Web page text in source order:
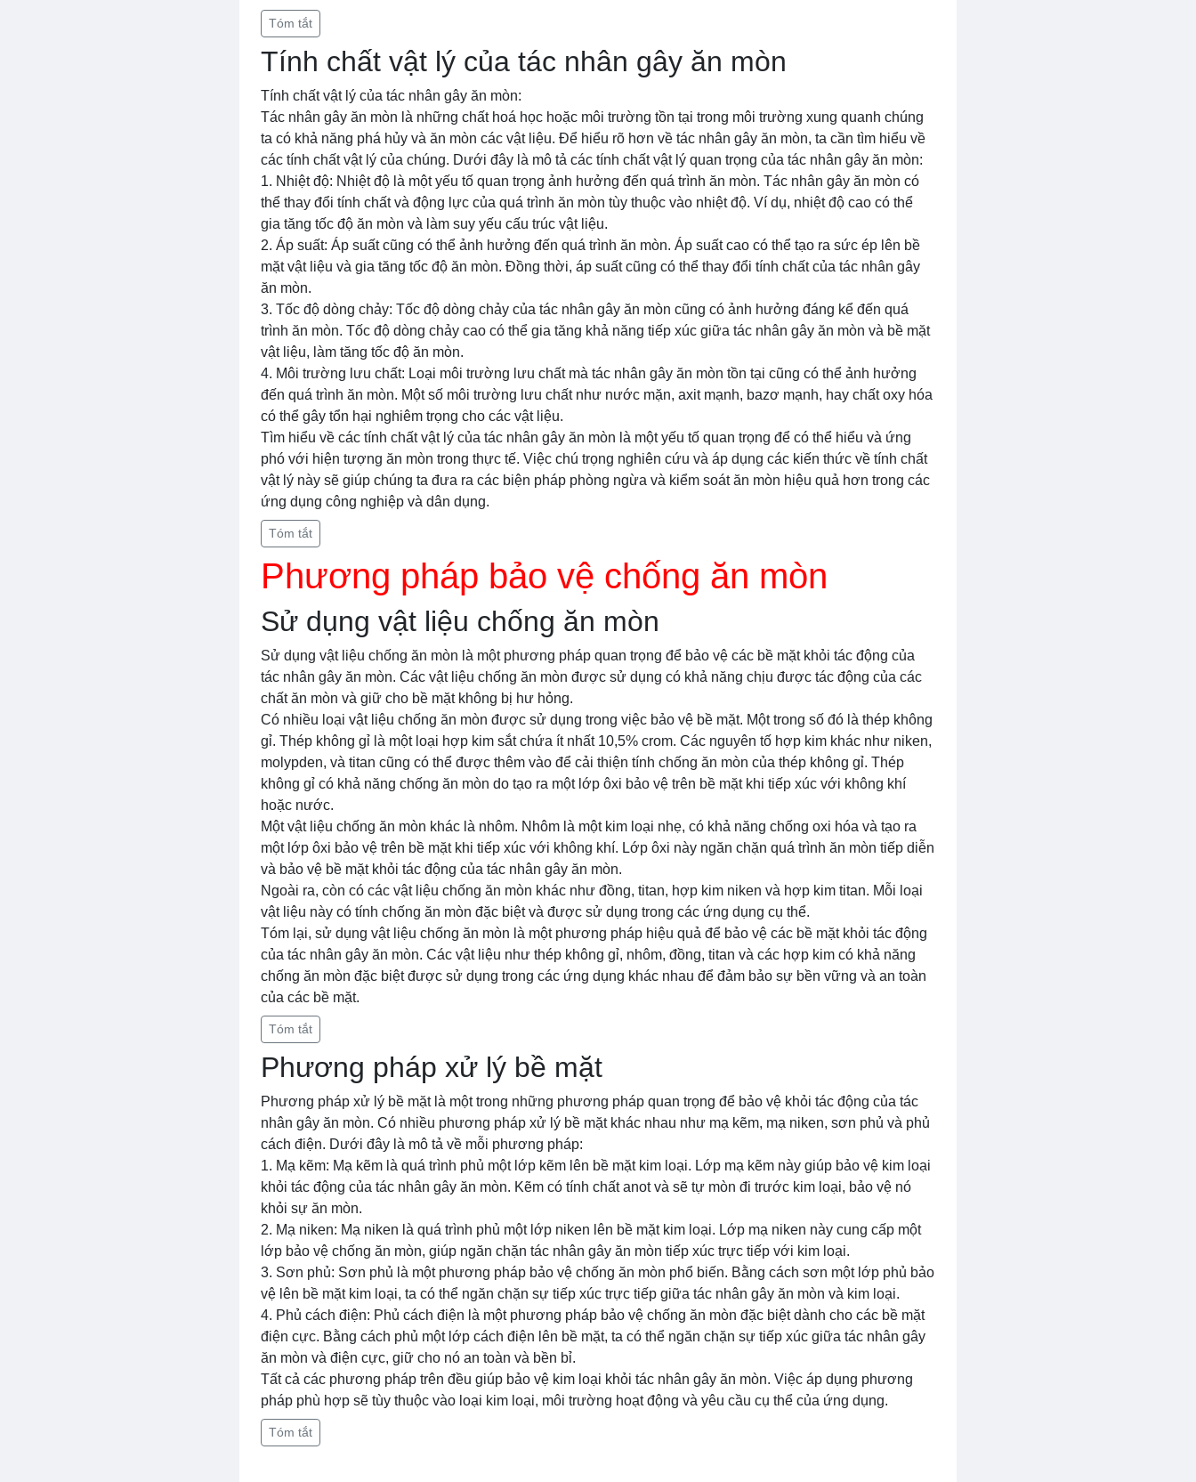
Tóm tắt
Tính chất vật lý của tác nhân gây ăn mòn
Tính chất vật lý của tác nhân gây ăn mòn:
Tác nhân gây ăn mòn là những chất hoá học hoặc môi trường tồn tại trong môi trường xung quanh chúng
ta có khả năng phá hủy và ăn mòn các vật liệu. Để hiểu rõ hơn về tác nhân gây ăn mòn, ta cần tìm hiểu về
các tính chất vật lý của chúng. Dưới đây là mô tả các tính chất vật lý quan trọng của tác nhân gây ăn mòn:
1. Nhiệt độ: Nhiệt độ là một yếu tố quan trọng ảnh hưởng đến quá trình ăn mòn. Tác nhân gây ăn mòn có
thể thay đổi tính chất và động lực của quá trình ăn mòn tùy thuộc vào nhiệt độ. Ví dụ, nhiệt độ cao có thể
gia tăng tốc độ ăn mòn và làm suy yếu cấu trúc vật liệu.
2. Áp suất: Áp suất cũng có thể ảnh hưởng đến quá trình ăn mòn. Áp suất cao có thể tạo ra sức ép lên bề
mặt vật liệu và gia tăng tốc độ ăn mòn. Đồng thời, áp suất cũng có thể thay đổi tính chất của tác nhân gây
ăn mòn.
3. Tốc độ dòng chảy: Tốc độ dòng chảy của tác nhân gây ăn mòn cũng có ảnh hưởng đáng kể đến quá
trình ăn mòn. Tốc độ dòng chảy cao có thể gia tăng khả năng tiếp xúc giữa tác nhân gây ăn mòn và bề mặt
vật liệu, làm tăng tốc độ ăn mòn.
4. Môi trường lưu chất: Loại môi trường lưu chất mà tác nhân gây ăn mòn tồn tại cũng có thể ảnh hưởng
đến quá trình ăn mòn. Một số môi trường lưu chất như nước mặn, axit mạnh, bazơ mạnh, hay chất oxy hóa
có thể gây tổn hại nghiêm trọng cho các vật liệu.
Tìm hiểu về các tính chất vật lý của tác nhân gây ăn mòn là một yếu tố quan trọng để có thể hiểu và ứng
phó với hiện tượng ăn mòn trong thực tế. Việc chú trọng nghiên cứu và áp dụng các kiến thức về tính chất
vật lý này sẽ giúp chúng ta đưa ra các biện pháp phòng ngừa và kiểm soát ăn mòn hiệu quả hơn trong các
ứng dụng công nghiệp và dân dụng.
Tóm tắt
Phương pháp bảo vệ chống ăn mòn
Sử dụng vật liệu chống ăn mòn
Sử dụng vật liệu chống ăn mòn là một phương pháp quan trọng để bảo vệ các bề mặt khỏi tác động của
tác nhân gây ăn mòn. Các vật liệu chống ăn mòn được sử dụng có khả năng chịu được tác động của các
chất ăn mòn và giữ cho bề mặt không bị hư hỏng.
Có nhiều loại vật liệu chống ăn mòn được sử dụng trong việc bảo vệ bề mặt. Một trong số đó là thép không
gỉ. Thép không gỉ là một loại hợp kim sắt chứa ít nhất 10,5% crom. Các nguyên tố hợp kim khác như niken,
molypden, và titan cũng có thể được thêm vào để cải thiện tính chống ăn mòn của thép không gỉ. Thép
không gỉ có khả năng chống ăn mòn do tạo ra một lớp ôxi bảo vệ trên bề mặt khi tiếp xúc với không khí
hoặc nước.
Một vật liệu chống ăn mòn khác là nhôm. Nhôm là một kim loại nhẹ, có khả năng chống oxi hóa và tạo ra
một lớp ôxi bảo vệ trên bề mặt khi tiếp xúc với không khí. Lớp ôxi này ngăn chặn quá trình ăn mòn tiếp diễn
và bảo vệ bề mặt khỏi tác động của tác nhân gây ăn mòn.
Ngoài ra, còn có các vật liệu chống ăn mòn khác như đồng, titan, hợp kim niken và hợp kim titan. Mỗi loại
vật liệu này có tính chống ăn mòn đặc biệt và được sử dụng trong các ứng dụng cụ thể.
Tóm lại, sử dụng vật liệu chống ăn mòn là một phương pháp hiệu quả để bảo vệ các bề mặt khỏi tác động
của tác nhân gây ăn mòn. Các vật liệu như thép không gỉ, nhôm, đồng, titan và các hợp kim có khả năng
chống ăn mòn đặc biệt được sử dụng trong các ứng dụng khác nhau để đảm bảo sự bền vững và an toàn
của các bề mặt.
Tóm tắt
Phương pháp xử lý bề mặt
Phương pháp xử lý bề mặt là một trong những phương pháp quan trọng để bảo vệ khỏi tác động của tác
nhân gây ăn mòn. Có nhiều phương pháp xử lý bề mặt khác nhau như mạ kẽm, mạ niken, sơn phủ và phủ
cách điện. Dưới đây là mô tả về mỗi phương pháp:
1. Mạ kẽm: Mạ kẽm là quá trình phủ một lớp kẽm lên bề mặt kim loại. Lớp mạ kẽm này giúp bảo vệ kim loại
khỏi tác động của tác nhân gây ăn mòn. Kẽm có tính chất anot và sẽ tự mòn đi trước kim loại, bảo vệ nó
khỏi sự ăn mòn.
2. Mạ niken: Mạ niken là quá trình phủ một lớp niken lên bề mặt kim loại. Lớp mạ niken này cung cấp một
lớp bảo vệ chống ăn mòn, giúp ngăn chặn tác nhân gây ăn mòn tiếp xúc trực tiếp với kim loại.
3. Sơn phủ: Sơn phủ là một phương pháp bảo vệ chống ăn mòn phổ biến. Bằng cách sơn một lớp phủ bảo
vệ lên bề mặt kim loại, ta có thể ngăn chặn sự tiếp xúc trực tiếp giữa tác nhân gây ăn mòn và kim loại.
4. Phủ cách điện: Phủ cách điện là một phương pháp bảo vệ chống ăn mòn đặc biệt dành cho các bề mặt
điện cực. Bằng cách phủ một lớp cách điện lên bề mặt, ta có thể ngăn chặn sự tiếp xúc giữa tác nhân gây
ăn mòn và điện cực, giữ cho nó an toàn và bền bỉ.
Tất cả các phương pháp trên đều giúp bảo vệ kim loại khỏi tác nhân gây ăn mòn. Việc áp dụng phương
pháp phù hợp sẽ tùy thuộc vào loại kim loại, môi trường hoạt động và yêu cầu cụ thể của ứng dụng.
Tóm tắt